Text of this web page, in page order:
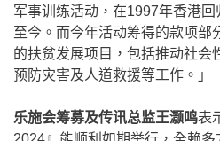
军事训练活动，在1997年香港
至今。而今年活动筹得的款项部
的扶贫发展项目，包括推动社会
预防灾害及人道救援等工作。」
乐施会筹募及传讯总监王灏鸣表